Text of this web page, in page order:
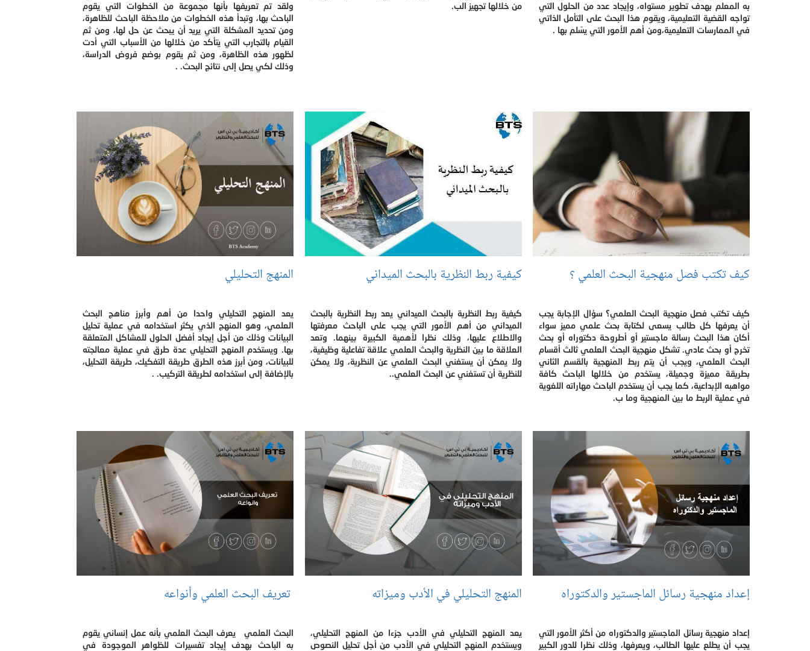
به المعلم بهدف تطوير مستواه، وإيجاد عدد من الحلول التي
تواجه القضية التعليمية، ويقوم هذا البحث على التأمل الذاتي
في الممارسات التعليمية،ومن أهم الأمور التي يسّلم بها .
من خلالها تجهيز الب.
ولقد تم تعريفها بأنها مجموعة من الخطوات التي يقوم
الباحث بها، وتبدأ هذه الخطوات من ملاحظة الباحث للظاهرة،
ومن تحديد المشكلة التي يريد أن يبحث عن حل لها، ومن ثم
القيام بالتجارب التي يتأكد من خلالها من الأسباب التي أدت
لظهور هذه الظاهرة، ومن ثم يقوم بوضع فروض الدراسة،
وذلك لكي يصل إلى نتائج البحث. .
كيف تكتب فصل منهجية البحث العلمي ؟
كيف تكتب فصل منهجية البحث العلمي؟ سؤال الإجابة يجب
أن يعرفها كل طالب يسعى لكتابة بحث علمي مميز سواء
أكان هذا البحث رسالة ماجستير أو أطروحة دكتوراه أو بحث
تخرج أو بحث عادي. تشكل منهجية البحث العلمي ثالث أقسام
البحث العلمي، ويجب أن يتم ربط المنهجية بالقسم الثاني
بطريقة مميزة وجميلة، يستخدم من خلالها الباحث كافة
مواهبه الإبداعية، كما يجب أن يستخدم الباحث مهاراته اللغوية
في عملية الربط ما بين المنهجية وما ب.
كيفية ربط النظرية بالبحث الميداني
كيفية ربط النظرية بالبحث الميداني يعد ربط النظرية بالبحث
الميداني من أهم الأمور التي يجب على الباحث معرفتها
والاطلاع عليها، وذلك نظرا لأهمية الكبيرة بينهما. وتعد
العلاقة ما بين النظرية والبحث العلمي علاقة تفاعلية وظيفية،
ولا يمكن أن يستغني البحث العلمي عن النظرية، ولا يمكن
للنظرية أن تستغني عن البحث العلمي..
المنهج التحليلي
يعد المنهج التحليلي واحدا من أهم وأبرز مناهج البحث
العلمي، وهو المنهج الذي يكثر استخدامه في عملية تحليل
البيانات وذلك من أجل إيجاد أفضل الحلول للمشاكل المتعلقة
بها. ويستخدم المنهج التحليلي عدة طرق في عملية معالجته
للبيانات، ومن أبرز هذه الطرق طريقة التفكيك، طريقة التحليل،
بالإضافة إلى استخدامه لطريقة التركيب. .
إعداد منهجية رسائل الماجستير والدكتوراه
إعداد منهجية رسائل الماجستير والدكتوراه من أكثر الأمور التي
يجب أن يطلع عليها الطالب، ويعرفها، وذلك نظرا للدور الكبير
المنهج التحليلي في الأدب وميزاته
يعد المنهج التحليلي في الأدب جزءا من المنهج التحليلي،
ويستخدم المنهج التحليلي في الأدب من أجل تحليل النصوص
تعريف البحث العلمي وأنواعه
البحث العلمي يعرف البحث العلمي بأنه عمل إنساني يقوم
به الباحث بهدف إيجاد تفسيرات للظواهر الموجودة في